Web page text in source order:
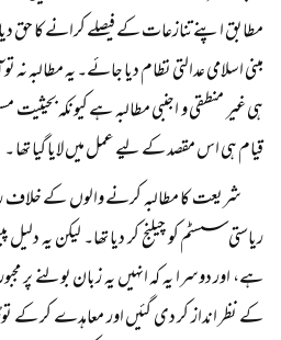
مطابق اپنے تنازعات کے فیصلے کرانے کا حق
مبنی اسلامی عدالتی نظام دیا جائے۔ یہ
ہی غیر منطقی و اجنبی مطالبہ ہے کیونکہ بحیثیت
قیام ہی اس مقصد کے لیے عمل میں لایا گیا تھا ۔
شریعت کا مطالبہ کرنے والوں کے خلاف
ریاستی سسٹم کو چیلنج کر دیا تھا۔ لیکن یہ
ہے، اور دوسرا یہ کہ انہیں یہ زبان بولنے
کے نظر انداز کر دی گئیں اور معاہدے کر